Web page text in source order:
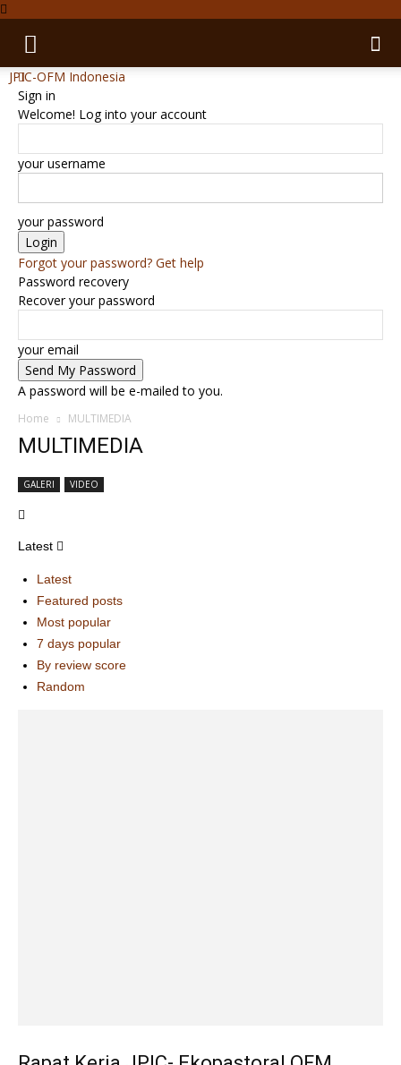
JPIC-OFM Indonesia
Sign in
Welcome! Log into your account
your username
your password
Forgot your password? Get help
Password recovery
Recover your password
your email
A password will be e-mailed to you.
Home MULTIMEDIA
MULTIMEDIA
GALERI VIDEO
Latest
Latest
Featured posts
Most popular
7 days popular
By review score
Random